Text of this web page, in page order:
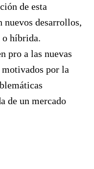
de esta
nuevos desarrollos,
híbrida.
pro a las nuevas
por la
de un mercado